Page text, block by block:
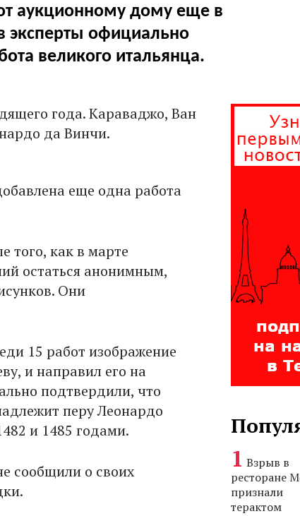
аукционному дому еще в
эксперты официально
великого итальянца.
года. Караваджо, Ван
да Винчи.
еще одна работа
того, как в марте
остаться анонимным,
Они
15 работ изображение
и направил его на
подтвердили, что
перу Леонардо
и 1485 годами.
сообщили о своих
Взрыв в
ресторане
признали
терактом